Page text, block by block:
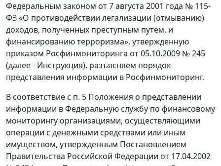
Федеральным законом от 7 августа 2001 года № 115-
ФЗ «О противодействии легализации (отмыванию)
доходов, полученных преступным путем, и
финансированию терроризма», утвержденную
приказом Росфинмониторинга от 05.10.2009 № 245
(далее - Инструкция), разъясняем порядок
представления информации в Росфинмониторинг.
В соответствие с п. 5 Положения о представлении
информации в Федеральную службу по финансовому
мониторингу организациями, осуществляющими
операции с денежными средствами или иным
имуществом, утвержденным Постановлением
Правительства Российской Федерации от 17.04.2002